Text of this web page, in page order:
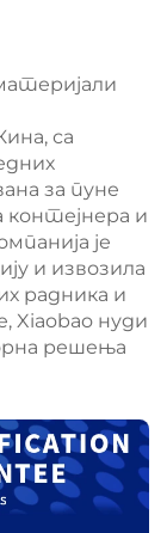
са
за пуне
контејнера и
је
и извозила
радника и
Xiaobao нуди
решења